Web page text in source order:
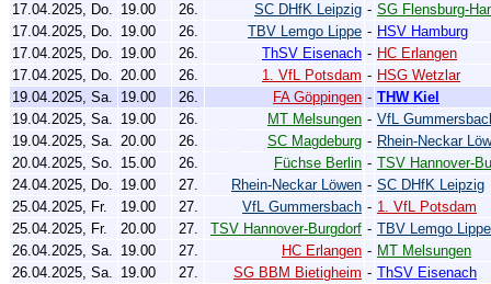
17.04.2025, Do. 19.00 26. SC DHfK Leipzig - SG Flensburg-
17.04.2025, Do. 19.00 26. TBV Lemgo Lippe - HSV Hamburg
17.04.2025, Do. 19.00 26. ThSV Eisenach - HC Erlangen
17.04.2025, Do. 20.00 26. 1. VfL Potsdam - HSG Wetzlar
19.04.2025, Sa. 19.00 26. FA Göppingen - THW Kiel
19.04.2025, Sa. 19.00 26. MT Melsungen - VfL
19.04.2025, Sa. 20.00 26. SC Magdeburg - Rhein-Neckar
20.04.2025, So. 15.00 26. Füchse Berlin - TSV Hannover-
24.04.2025, Do. 19.00 27. Rhein-Neckar Löwen - SC DHfK Leipzig
25.04.2025, Fr.
19.00 27. VfL Gummersbach - 1. VfL Potsdam
25.04.2025, Fr.
20.00 27. TSV Hannover-Burgdorf - TBV Lemgo Lippe
26.04.2025, Sa. 19.00 27. HC Erlangen - MT Melsungen
26.04.2025, Sa. 19.00 27. SG BBM Bietigheim - ThSV Eisenach